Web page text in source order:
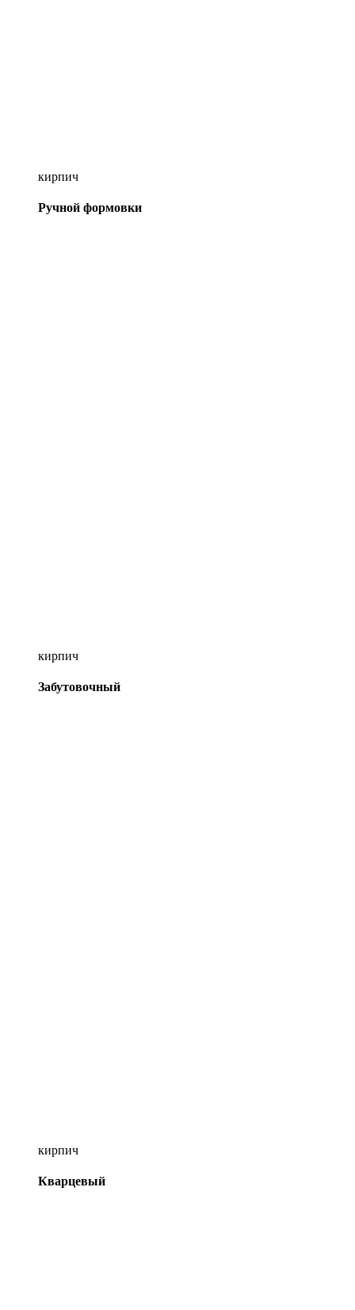
кирпич
Ручной формовки
кирпич
Забутовочный
кирпич
Кварцевый